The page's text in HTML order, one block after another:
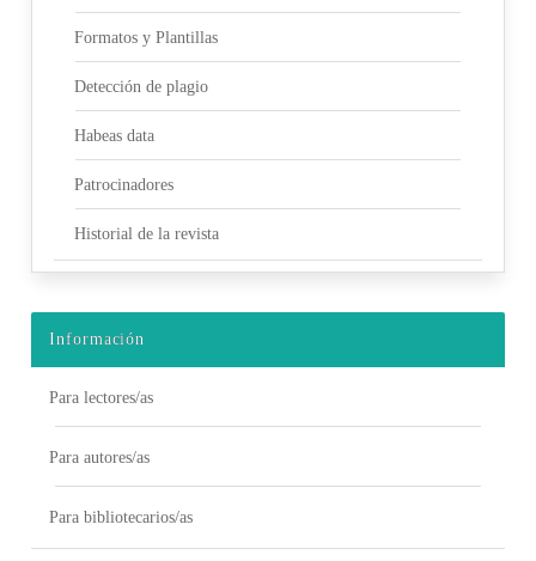
Formatos y Plantillas
Detección de plagio
Habeas data
Patrocinadores
Historial de la revista
Información
Para lectores/as
Para autores/as
Para bibliotecarios/as